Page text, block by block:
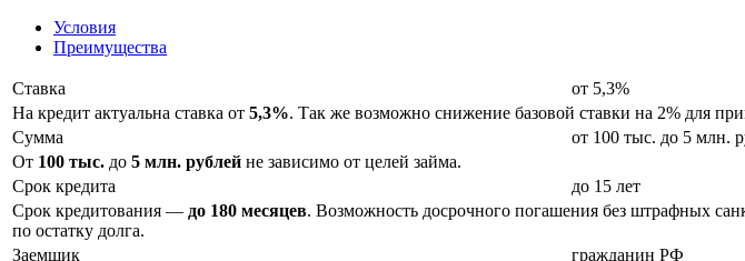
Условия
Преимущества
Ставка
от 5,3%
На кредит актуальна ставка от 5,3%. Так же возможно снижение базовой ставки на 2% для
Сумма
от 100 тыс. до 5 млн.
От 100 тыс. до 5 млн. рублей не зависимо от целей займа.
Срок кредита
до 15 лет
Срок кредитования — до 180 месяцев. Возможность досрочного погашения без штрафных
по остатку долга.
Заемщик
гражданин РФ